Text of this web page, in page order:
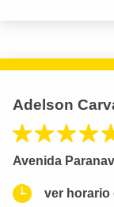
Adelson
Avenida
ver horario